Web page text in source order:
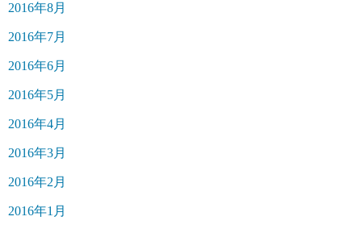
2016年8月
2016年7月
2016年6月
2016年5月
2016年4月
2016年3月
2016年2月
2016年1月